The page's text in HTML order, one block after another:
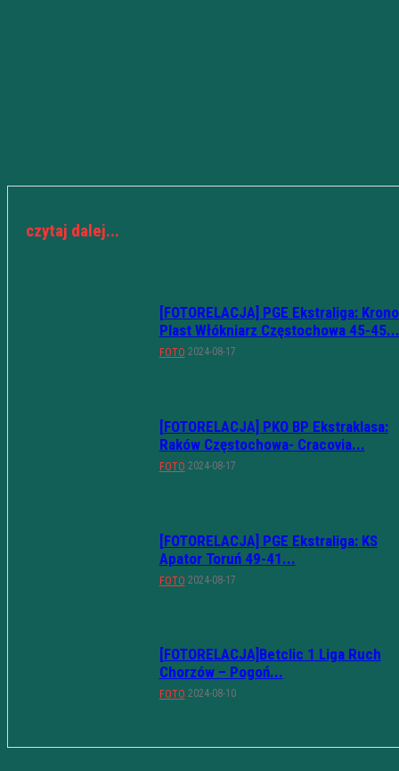
czytaj dalej...
[FOTORELACJA] PGE Ekstraliga:
Plast Włókniarz Częstochowa 45-45...
FOTO 2024-08-17
[FOTORELACJA] PKO BP Ekstraklasa:
Raków Częstochowa- Cracovia...
FOTO 2024-08-17
[FOTORELACJA] PGE Ekstraliga: KS
Apator Toruń 49-41...
FOTO 2024-08-17
[FOTORELACJA]Betclic 1 Liga Ruch
Chorzów – Pogoń...
FOTO 2024-08-10